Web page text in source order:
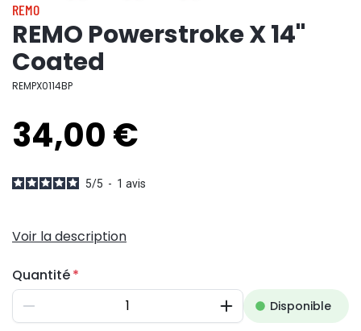
REMO
REMO Powerstroke X 14"
Coated
REMPX0114BP
34,00 €
5/5 - 1 avis
Voir la description
Quantité
Diminuer AugmenterDisponible